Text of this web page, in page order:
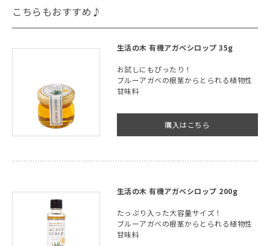
こちらもおすすめ♪
生活の木 有機アガベシロップ 35g
お試しにもぴったり！
ブルーアガベの根茎からとられる植物性
甘味料
購入はこちら
生活の木 有機アガベシロップ 200g
たっぷり入った大容量サイズ！
ブルーアガベの根茎からとられる植物性
甘味料